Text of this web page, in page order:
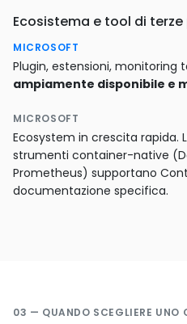
Ecosistema e tool di
MICROSOFT
Plugin, estensioni,
ampiamente disponibile e
MICROSOFT
Ecosystem in crescita rapida.
strumenti container-native
Prometheus) supportano
documentazione specifica.
03 — QUANDO SCEGLIERE UNO